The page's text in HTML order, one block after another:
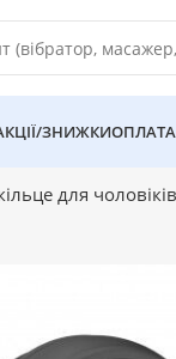
ЗНИЖКИ
для чоловіків